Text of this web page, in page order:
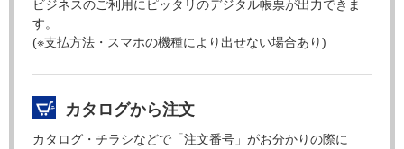
ビジネスのご利用にピッタリのデジタル帳票が出力できま
す。
(※支払方法・スマホの機種により出せない場合あり)
カタログから注文
カタログ・チラシなどで「注文番号」がお分かりの際に